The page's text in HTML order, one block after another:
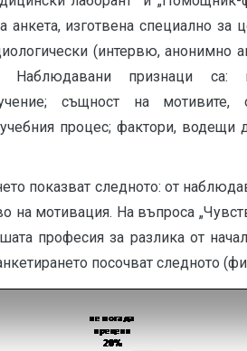
изготвена специално за
(интервю, анонимно
Наблюдавани признаци
същност на мотивите,
процес; фактори, водещи
показват следното: от
на мотивация. На въпроса
професия за разлика от
посочват следното